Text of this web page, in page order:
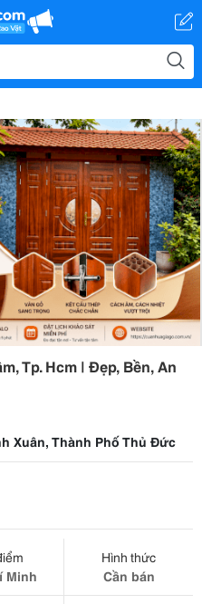
Tp. Hcm | Đẹp, Bền, An
Xuân, Thành Phố Thủ Đức
Minh
Hình thức
Cần bán